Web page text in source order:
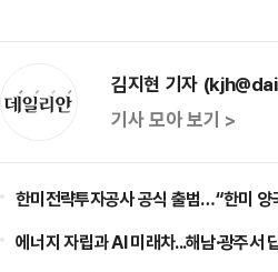
김지현 기자
기사 모아 보기 >
한미전략투자공사 공식 출범…“한미 양
에너지 자립과 AI 미래차...해남·광주서